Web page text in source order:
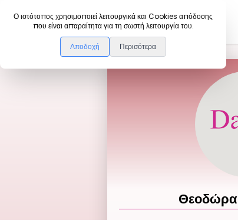
Ο ιστότοπος χρησιμοποιεί λειτουργικά και Cookies απόδοσης
που είναι απαραίτητα για τη σωστή λειτουργία του.
Αποδοχή Περισότερα
DanceLink Μέλη
Θεοδώρα